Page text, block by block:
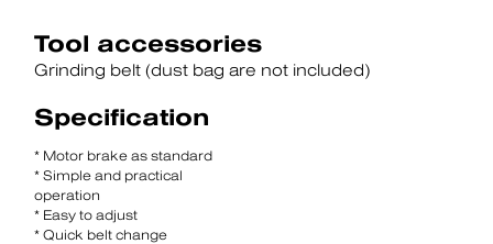
Tool accessories
Grinding belt (dust bag are not included)
Specification
* Motor brake as standard
* Simple and practical
operation
* Easy to adjust
* Quick belt change